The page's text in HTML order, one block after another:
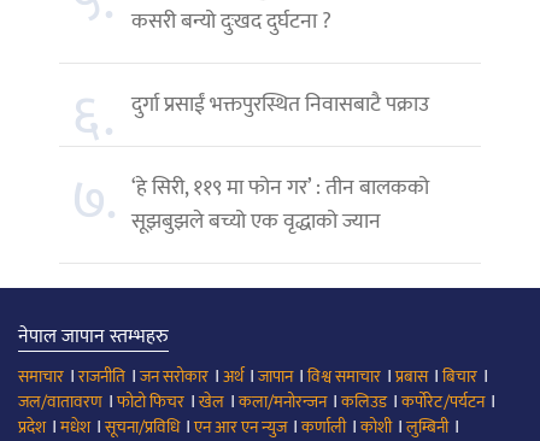
कसरी बन्यो दुःखद दुर्घटना ?
६. दुर्गा प्रसाईं भक्तपुरस्थित निवासबाटै पक्राउ
७. ‘हे सिरी, ११९ मा फोन गर’ : तीन बालकको
सूझबुझले बच्यो एक वृद्धाको ज्यान
नेपाल जापान स्तम्भहरु
समाचार ।राजनीति ।जन सरोकार ।अर्थ।जापान।विश्व समाचार ।प्रबास।बिचार ।
जल/वातावरण ।फोटो फिचर ।खेल ।कला/मनोरन्जन।कलिउड।कर्पोरेट/पर्यटन।
प्रदेश।मधेश।सूचना/प्रविधि।एन आर एन न्युज।कर्णाली।कोशी।लुम्बिनी।